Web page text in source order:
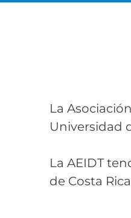
La
Universidad
La AEIDT
de Costa